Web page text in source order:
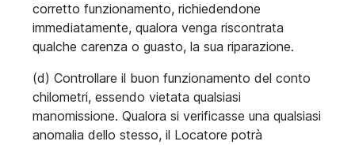
corretto funzionamento, richiedendone
immediatamente, qualora venga riscontrata
qualche carenza o guasto, la sua riparazione.
(d) Controllare il buon funzionamento del conto
chilometri, essendo vietata qualsiasi
manomissione. Qualora si verificasse una qualsiasi
anomalia dello stesso, il Locatore potrà